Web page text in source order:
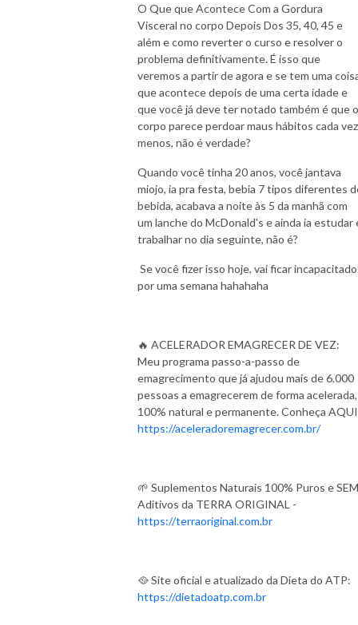
O Que que Acontece Com a Gordura
Visceral no corpo Depois Dos 35, 40, 45 e
além e como reverter o curso e resolver o
problema definitivamente. É isso que
veremos a partir de agora e se tem uma
que acontece depois de uma certa idade e
que você já deve ter notado também é que o
corpo parece perdoar maus hábitos cada vez
menos, não é verdade?
Quando você tinha 20 anos, você jantava
miojo, ia pra festa, bebia 7 tipos diferentes
bebida, acabava a noite às 5 da manhã com
um lanche do McDonald's e ainda ia estudar
trabalhar no dia seguinte, não é?
Se você fizer isso hoje, vai ficar incapacitado
por uma semana hahahaha
🔥 ACELERADOR EMAGRECER DE VEZ:
Meu programa passo-a-passo de
emagrecimento que já ajudou mais de 6.000
pessoas a emagrecerem de forma acelerada,
100% natural e permanente. Conheça
https://aceleradoremagrecer.com.br/
🌱 Suplementos Naturais 100% Puros e SEM
Aditivos da TERRA ORIGINAL -
https://terraoriginal.com.br
🥘 Site oficial e atualizado da Dieta do ATP:
https://dietadoatp.com.br